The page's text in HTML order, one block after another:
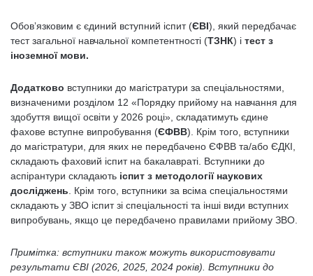
Обовʼязковим є єдиний вступний іспит (ЄВІ), який передбачає
тест загальної навчальної компетентності (ТЗНК) і тест з
іноземної мови.
Додатково вступники до магістратури за спеціальностями,
визначеними розділом 12 «Порядку прийому на навчання для
здобуття вищої освіти у 2026 році», складатимуть єдине
фахове вступне випробування (ЄФВВ). Крім того, вступники
до магістратури, для яких не передбачено ЄФВВ та/або ЄДКІ,
складають фаховий іспит на бакалавраті. Вступники до
аспірантури складають іспит з методології наукових
досліджень . Крім того, вступники за всіма спеціальностями
складають у ЗВО іспит зі спеціальності та інші види вступних
випробувань, якщо це передбачено правилами прийому ЗВО.
Примітка: вступники також можуть використовувати
результати ЄВІ (2026, 2025, 2024 років). Вступники до